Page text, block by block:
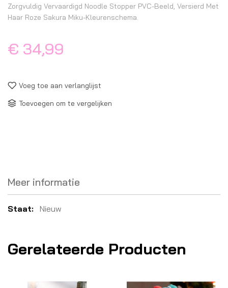
Zorgvuldig Vervaardigd Noodle Stopper PVC-Beeld, Versierd Met
Haar Roze Sakura Miku-Kleurenschema.
€ 34,99
Voeg toe aan verlanglijst
Toevoegen om te vergelijken
Meer informatie
Meer
Nieuw
Gerelateerde Producten